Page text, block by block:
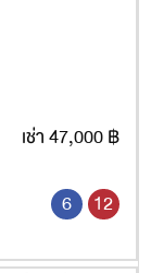
เช่า 47,000 ฿
6 12